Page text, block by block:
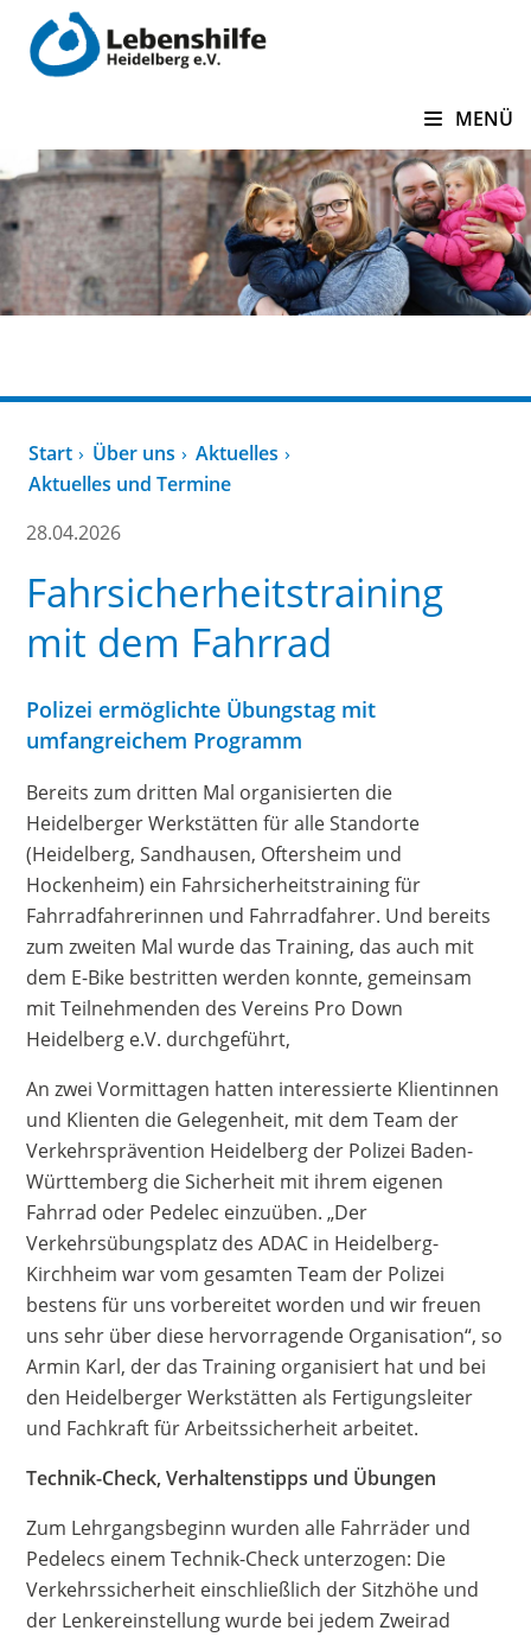
zum Inhalt springen
MENÜ
Start Über uns
Aktuelles
Aktuelles und Termine
28.04.2026
Fahrsicherheitstraining
mit dem Fahrrad
Polizei ermöglichte Übungstag mit
umfangreichem Programm
Bereits zum dritten Mal organisierten die
Heidelberger Werkstätten für alle Standorte
(Heidelberg, Sandhausen, Oftersheim und
Hockenheim) ein Fahrsicherheitstraining für
Fahrradfahrerinnen und Fahrradfahrer. Und bereits
zum zweiten Mal wurde das Training, das auch mit
dem E-Bike bestritten werden konnte, gemeinsam
mit Teilnehmenden des Vereins Pro Down
Heidelberg e.V. durchgeführt,
An zwei Vormittagen hatten interessierte Klientinnen
und Klienten die Gelegenheit, mit dem Team der
Verkehrsprävention Heidelberg der Polizei Baden-
Württemberg die Sicherheit mit ihrem eigenen
Fahrrad oder Pedelec einzuüben. „Der
Verkehrsübungsplatz des ADAC in Heidelberg-
Kirchheim war vom gesamten Team der Polizei
bestens für uns vorbereitet worden und wir freuen
uns sehr über diese hervorragende Organisation“, so
Armin Karl, der das Training organisiert hat und bei
den Heidelberger Werkstätten als Fertigungsleiter
und Fachkraft für Arbeitssicherheit arbeitet.
Technik-Check, Verhaltenstipps und Übungen
Zum Lehrgangsbeginn wurden alle Fahrräder und
Pedelecs einem Technik-Check unterzogen: Die
Verkehrssicherheit einschließlich der Sitzhöhe und
der Lenkereinstellung wurde bei jedem Zweirad